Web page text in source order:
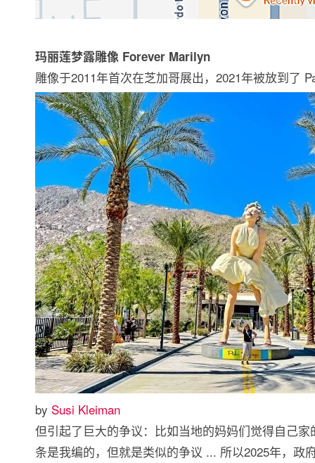
玛丽莲梦露雕像 Forever Marilyn
雕像于2011年首次在芝加哥展出，2021年被放到了
by Susi Kleiman
但引起了巨大的争议：比如当地的妈妈们觉得自己
条是我编的，但就是类似的争议 ... 所以2025年，政